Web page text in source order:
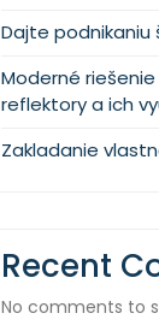
Dajte podnikaniu
Moderné riešenie
reflektory a ich
Zakladanie
Recent
No comments to